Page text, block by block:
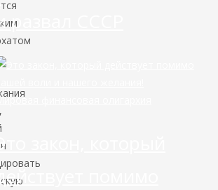
развал СССР
финансовая олигархия
закон, который
помимо